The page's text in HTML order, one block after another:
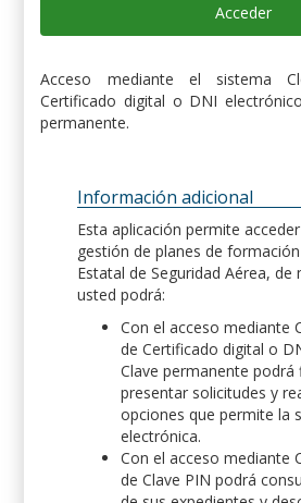
Acceder
Acceso mediante el sistema
Certificado digital o DNI
permanente.
Información adicional
Esta aplicación permite
gestión de planes de
Estatal de Seguridad Aérea, de
usted podrá:
Con el acceso mediante
de Certificado digital o
Clave permanente podrá
presentar solicitudes y
opciones que permite la
electrónica.
Con el acceso mediante
de Clave PIN podrá